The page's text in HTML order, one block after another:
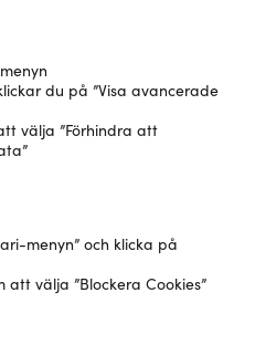
du på ”Visa avancerade
välja ”Förhindra att
menyn” och klicka på
välja ”Blockera Cookies”